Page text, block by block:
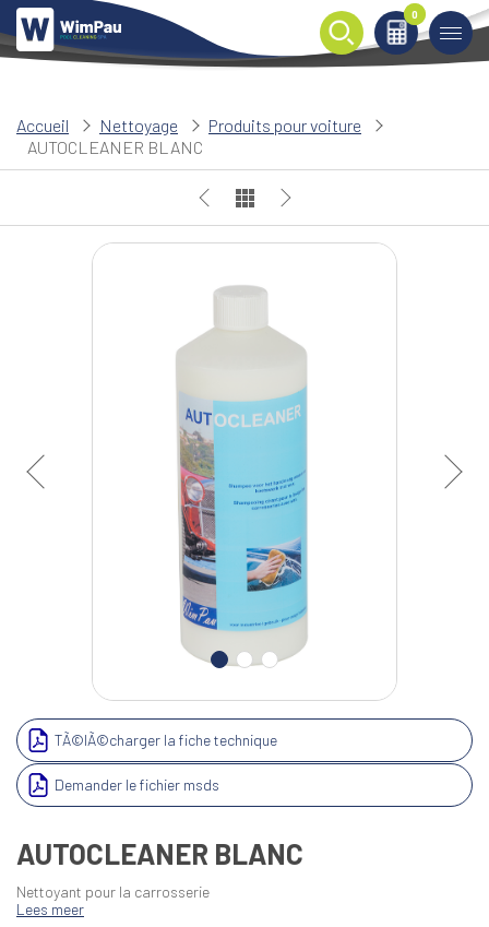
0
0
Accueil Nettoyage
Produits pour voiture
AUTOCLEANER BLANC
TÃ©lÃ©charger la fiche technique
Demander le fichier msds
AUTOCLEANER BLANC
Nettoyant pour la carrosserie
Lees meer